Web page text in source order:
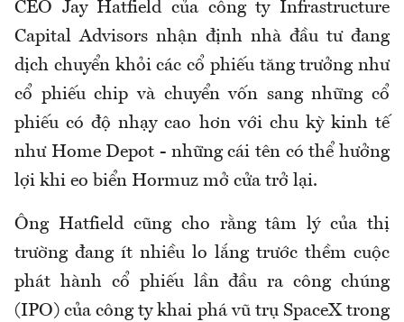
CEO Jay Hatfield của công ty Infrastructure
Capital Advisors nhận định nhà đầu tư đang
dịch chuyển khỏi các cổ phiếu tăng trưởng như
cổ phiếuchip và chuyển vốn sang những cổ
phiếu có độ nhạy cao hơn với chu kỳ kinh tế
như Home Depot - những cái tên có thể hưởng
lợi khi eo biển Hormuz mở cửa trở lại.
Ông Hatfield cũng cho rằng tâm lý của thị
trường đang ít nhiều lo lắng trước thềm cuộc
phát hành cổ phiếu lần đầu ra công chúng
(IPO) của công ty khai phá vũ trụ SpaceX trong